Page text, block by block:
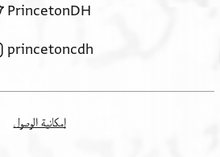
PrincetonDH
princetoncdh
إمكانية الوصول